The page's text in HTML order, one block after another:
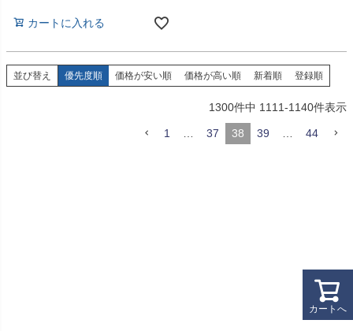
カートに入れる
並び替え 優先度順 価格が安い順 価格が高い順 新着順 登録順
1300件中 1111-1140件表示
1 37 38 39 44
カートへ